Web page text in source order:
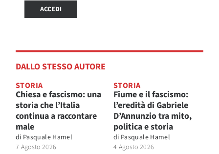
ACCEDI
DALLO STESSO AUTORE
STORIA
Chiesa e fascismo: una
storia che l’Italia
continua a raccontare
male
di Pasquale Hamel
7 Agosto 2026
STORIA
Fiume e il fascismo:
l’eredità di Gabriele
D’Annunzio tra mito,
politica e storia
di Pasquale Hamel
4 Agosto 2026